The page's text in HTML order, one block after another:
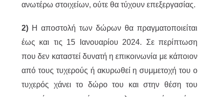
ανωτέρω στοιχείων, ούτε θα τύχουν επεξεργασίας.
2) H αποστολή των δώρων θα πραγματοποιείται
έως και τις 15 Ιανουαρίου 2024. Σε περίπτωση
που δεν καταστεί δυνατή η επικοινωνία με κάποιον
από τους τυχερούς ή ακυρωθεί η συμμετοχή του ο
τυχερός χάνει το δώρο του και στην θέση του